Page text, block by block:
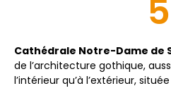
5
Cathédrale Notre-Dame de
de l’architecture gothique,
l’intérieur qu’à l’extérieur,